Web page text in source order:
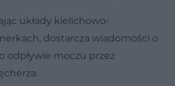
układy kielichowo-
dostarcza wiadomości o
odpływie moczu przez